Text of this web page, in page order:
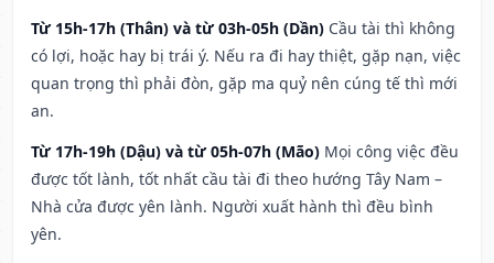
Từ 15h-17h (Thân) và từ 03h-05h (Dần) Cầu tài thì không
có lợi, hoặc hay bị trái ý. Nếu ra đi hay thiệt, gặp nạn, việc
quan trọng thì phải đòn, gặp ma quỷ nên cúng tế thì mới
an.
Từ 17h-19h (Dậu) và từ 05h-07h (Mão) Mọi công việc đều
được tốt lành, tốt nhất cầu tài đi theo hướng Tây Nam –
Nhà cửa được yên lành. Người xuất hành thì đều bình
yên.